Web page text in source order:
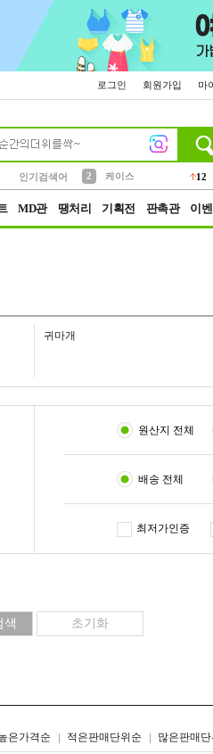
로그인 회원가입 마
인기검색어
2
케이스
12
MD관 땡처리 기획전 판촉관 이
귀마개
원산지 전체
배송 전체
최저가인증
은가격순 적은판매단위순 많은판매단